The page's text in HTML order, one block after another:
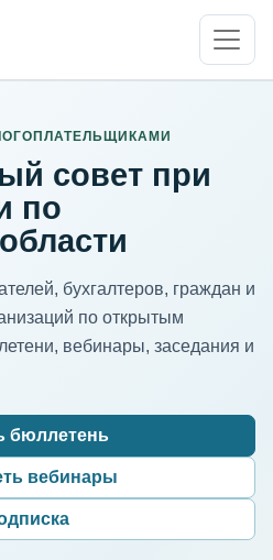
совет при
по
бухгалтеров, граждан и
по открытым
вебинары, заседания и
бюллетень
вебинары